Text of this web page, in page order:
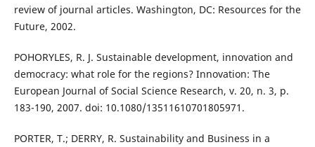
review of journal articles. Washington, DC: Resources for the
Future, 2002.
POHORYLES, R. J. Sustainable development, innovation and
democracy: what role for the regions? Innovation: The
European Journal of Social Science Research, v. 20, n. 3, p.
183-190, 2007. doi: 10.1080/13511610701805971.
PORTER, T.; DERRY, R. Sustainability and Business in a